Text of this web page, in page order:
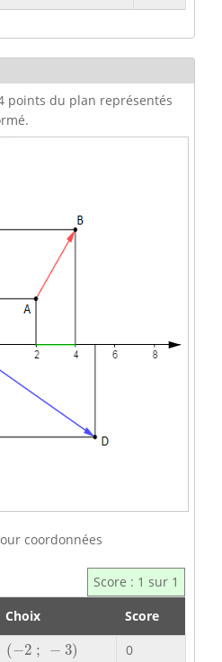
points du plan représentés
coordonnées
Score : 1 sur 1
Choix Score
(−2 ; − 3)
(− 2; − 0